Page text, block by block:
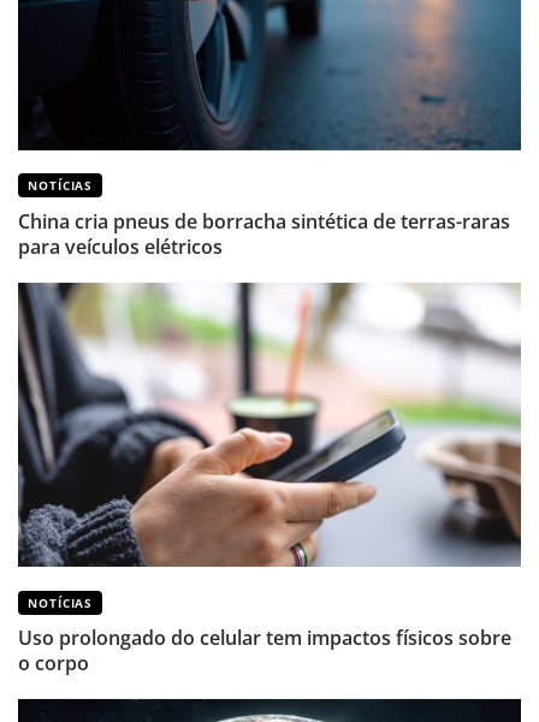
NOTÍCIAS
China cria pneus de borracha sintética de terras-raras
para veículos elétricos
NOTÍCIAS
Uso prolongado do celular tem impactos físicos sobre
o corpo